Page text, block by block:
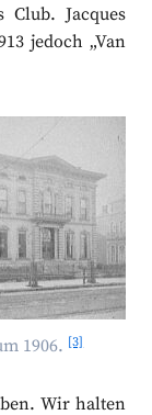
Jacques
jedoch „Van
1906. [3]
Wir halten